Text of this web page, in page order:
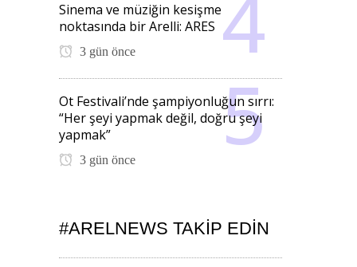
Sinema ve müziğin kesişme
noktasında bir Arelli: ARES
3 gün önce
Ot Festivali’nde şampiyonluğun sırrı:
“Her şeyi yapmak değil, doğru şeyi
yapmak”
3 gün önce
#ARELNEWS TAKIP EDIN